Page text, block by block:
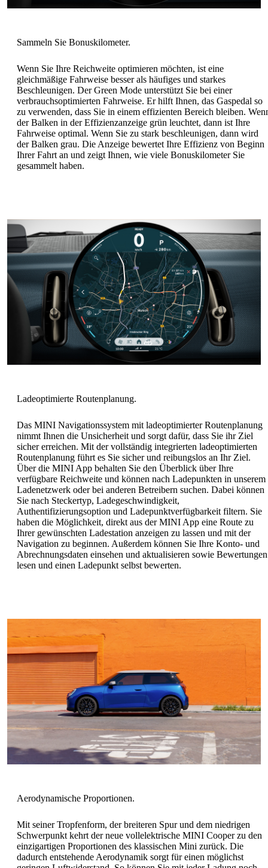
Wenn Sie Ihre Reichweite optimieren möchten, ist eine
gleichmäßige Fahrweise besser als häufiges und starkes
Beschleunigen. Der Green Mode unterstützt Sie bei einer
verbrauchsoptimierten Fahrweise. Er hilft Ihnen, das Gaspedal so
zu verwenden, dass Sie in einem effizienten Bereich bleiben.
der Balken in der Effizienzanzeige grün leuchtet, dann ist Ihre
Fahrweise optimal. Wenn Sie zu stark beschleunigen, dann wird
der Balken grau. Die Anzeige bewertet Ihre Effizienz von Beginn
Ihrer Fahrt an und zeigt Ihnen, wie viele Bonuskilometer Sie
gesammelt haben.
Das MINI Navigationssystem mit ladeoptimierter Routenplanung
nimmt Ihnen die Unsicherheit und sorgt dafür, dass Sie ihr Ziel
sicher erreichen. Mit der vollständig integrierten ladeoptimierten
Routenplanung führt es Sie sicher und reibungslos an Ihr Ziel.
Über die MINI App behalten Sie den Überblick über Ihre
verfügbare Reichweite und können nach Ladepunkten in unserem
Ladenetzwerk oder bei anderen Betreibern suchen. Dabei können
Sie nach Steckertyp, Ladegeschwindigkeit,
Authentifizierungsoption und Ladepunktverfügbarkeit filtern. Sie
haben die Möglichkeit, direkt aus der MINI App eine Route zu
Ihrer gewünschten Ladestation anzeigen zu lassen und mit der
Navigation zu beginnen. Außerdem können Sie Ihre Konto- und
Abrechnungsdaten einsehen und aktualisieren sowie Bewertungen
lesen und einen Ladepunkt selbst bewerten.
Mit seiner Tropfenform, der breiteren Spur und dem niedrigen
Schwerpunkt kehrt der neue vollelektrische MINI Cooper zu den
einzigartigen Proportionen des klassischen Mini zurück. Die
dadurch entstehende Aerodynamik sorgt für einen möglichst